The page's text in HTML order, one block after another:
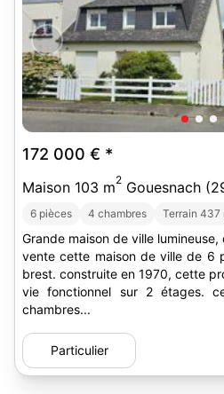
172 000 € *
Maison 103 m2 Gouesnach
6 pièces 4 chambres Terrain 437
Grande maison de ville
vente cette maison de ville de 6
brest. construite en 1970, cette
vie fonctionnel sur 2 étages.
chambres...
Particulier